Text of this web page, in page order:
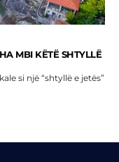
MBI KËTË SHTYLLË
si një “shtyllë e jetës”